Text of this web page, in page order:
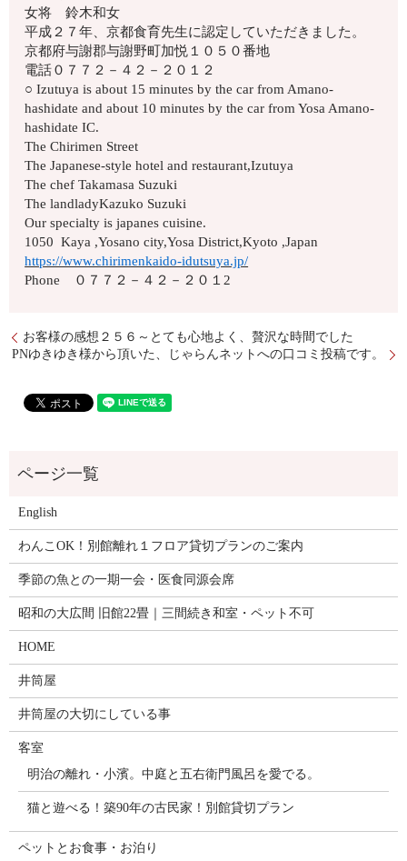
女将 鈴木和女
平成２７年、京都食育先生に認定していただきました。
京都府与謝郡与謝野町加悦１０５０番地
電話０７７２－４２－２０１２
○ Izutuya is about 15 minutes by the car from Amano-
hashidate and about 10 minutes by the car from Yosa Amano-
hashidate IC.
The Chirimen Street
The Japanese-style hotel and restaurant,Izutuya
The chef Takamasa Suzuki
The landladyKazuko Suzuki
Our specialty is japanes cuisine.
1050 Kaya ,Yosano city,Yosa District,Kyoto ,Japan
https://www.chirimenkaido-idutsuya.jp/
Phone ０７７２－４２－２０１2
お客様の感想２５６～とても心地よく、贅沢な時間でした
PNゆきゆき様から頂いた、じゃらんネットへの口コミ投稿です。
English
わんこOK！別館離れ１フロア貸切プランのご案内
季節の魚との一期一会・医食同源会席
昭和の大広間 旧館22畳｜三間続き和室・ペット不可
HOME
井筒屋
井筒屋の大切にしている事
客室
明治の離れ・小濱。中庭と五右衛門風呂を愛でる。
猫と遊べる！築90年の古民家！別館貸切プラン
ペットとお食事・お泊り